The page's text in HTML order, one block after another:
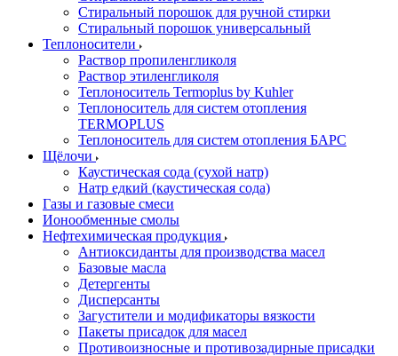
Стиральный порошок для ручной стирки
Стиральный порошок универсальный
Теплоносители
Раствор пропиленгликоля
Раствор этиленгликоля
Теплоноситель Termoplus by Kuhler
Теплоноситель для систем отопления
TERMOPLUS
Теплоноситель для систем отопления БАРС
Щёлочи
Каустическая сода (сухой натр)
Натр едкий (каустическая сода)
Газы и газовые смеси
Ионообменные смолы
Нефтехимическая продукция
Антиоксиданты для производства масел
Базовые масла
Детергенты
Дисперсанты
Загустители и модификаторы вязкости
Пакеты присадок для масел
Противоизносные и противозадирные присадки